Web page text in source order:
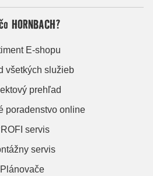
HORNBACH?
E-shopu
všetkých služieb
prehľad
poradenstvo online
servis
servis
Plánovače